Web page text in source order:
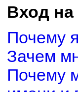
Вход
Почему
Зачем
Почему